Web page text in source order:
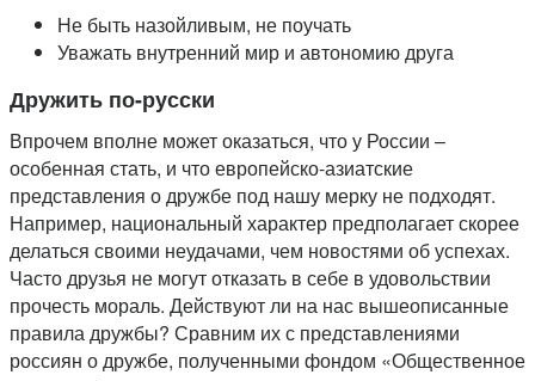
Не быть назойливым, не поучать
Уважать внутренний мир и автономию друга
Дружить по-русски
Впрочем вполне может оказаться, что у России –
особенная стать, и что европейско-азиатские
представления о дружбе под нашу мерку не подходят.
Например, национальный характер предполагает скорее
делаться своими неудачами, чем новостями об успехах.
Часто друзья не могут отказать в себе в удовольствии
прочесть мораль. Действуют ли на нас вышеописанные
правила дружбы? Сравним их с представлениями
россиян о дружбе, полученными фондом «Общественное